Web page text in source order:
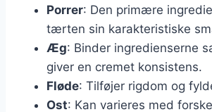
Porrer: Den primære
tærten sin karakteristiske
Æg: Binder ingredienserne
giver en cremet konsistens.
Fløde: Tilføjer rigdom og
Ost: Kan varieres med